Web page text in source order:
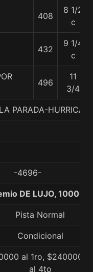
408
8 1/2
c
432
9 1/4
c
496
11
3/4
PARADA-
-4696-
DE LUJO, 1000
Pista Normal
Condicional
al 1ro, $240000
al 4to